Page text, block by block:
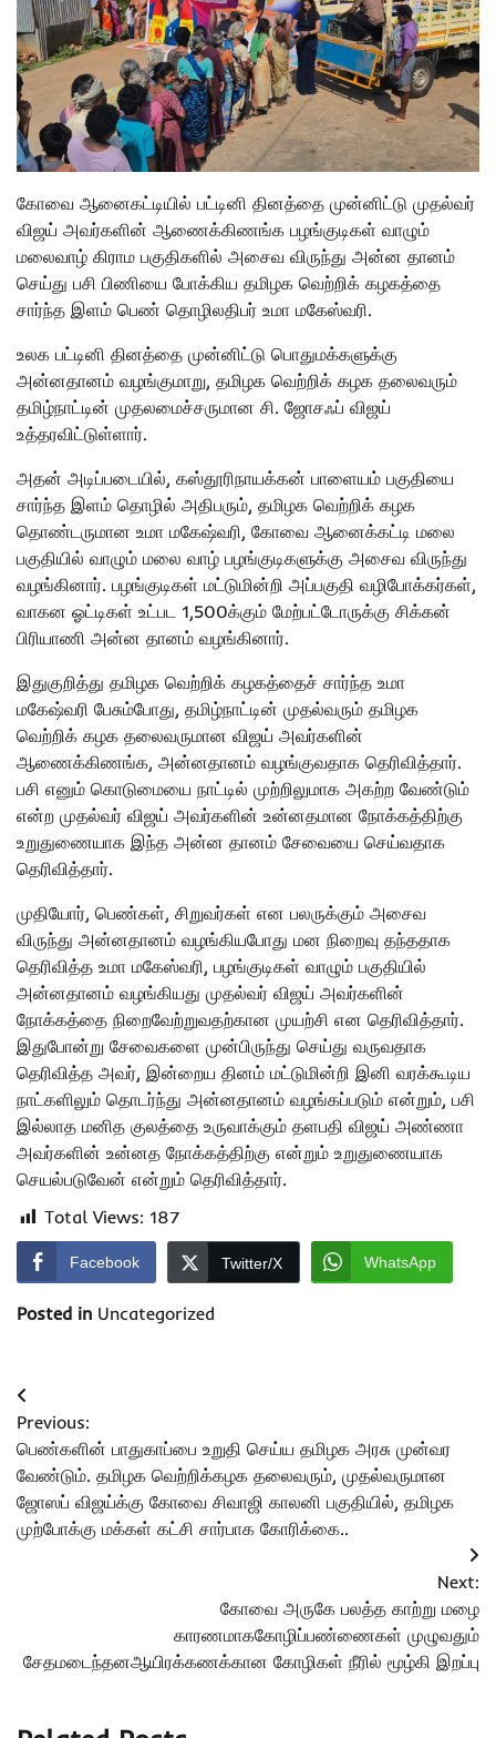
கோவை ஆனைகட்டியில் பட்டினி தினத்தை முன்னிட்டு முதல்வர்
விஜய் அவர்களின் ஆணைக்கிணங்க பழங்குடிகள் வாழும்
மலைவாழ் கிராம பகுதிகளில் அசைவ விருந்து அன்ன தானம்
செய்து பசி பிணியை போக்கிய தமிழக வெற்றிக் கழகத்தை
சார்ந்த இளம் பெண் தொழிலதிபர் உமா மகேஸ்வரி.
உலக பட்டினி தினத்தை முன்னிட்டு பொதுமக்களுக்கு
அன்னதானம் வழங்குமாறு, தமிழக வெற்றிக் கழக தலைவரும்
தமிழ்நாட்டின் முதலமைச்சருமான சி. ஜோசஃப் விஜய்
உத்தரவிட்டுள்ளார்.
அதன் அடிப்படையில், கஸ்தூரிநாயக்கன் பாளையம் பகுதியை
சார்ந்த இளம் தொழில் அதிபரும், தமிழக வெற்றிக் கழக
தொண்டருமான உமா மகேஷ்வரி, கோவை ஆனைக்கட்டி மலை
பகுதியில் வாழும் மலை வாழ் பழங்குடிகளுக்கு அசைவ விருந்து
வழங்கினார். பழங்குடிகள் மட்டுமின்றி அப்பகுதி வழிபோக்கர்கள்,
வாகன ஓட்டிகள் உட்பட 1,500க்கும் மேற்பட்டோருக்கு சிக்கன்
பிரியாணி அன்ன தானம் வழங்கினார்.
இதுகுறித்து தமிழக வெற்றிக் கழகத்தைச் சார்ந்த உமா
மகேஷ்வரி பேசும்போது, தமிழ்நாட்டின் முதல்வரும் தமிழக
வெற்றிக் கழக தலைவருமான விஜய் அவர்களின்
ஆணைக்கிணங்க, அன்னதானம் வழங்குவதாக தெரிவித்தார்.
பசி எனும் கொடுமையை நாட்டில் முற்றிலுமாக அகற்ற வேண்டும்
என்ற முதல்வர் விஜய் அவர்களின் உன்னதமான நோக்கத்திற்கு
உறுதுணையாக இந்த அன்ன தானம் சேவையை செய்வதாக
தெரிவித்தார்.
முதியோர், பெண்கள், சிறுவர்கள் என பலருக்கும் அசைவ
விருந்து அன்னதானம் வழங்கியபோது மன நிறைவு தந்ததாக
தெரிவித்த உமா மகேஸ்வரி, பழங்குடிகள் வாழும் பகுதியில்
அன்னதானம் வழங்கியது முதல்வர் விஜய் அவர்களின்
நோக்கத்தை நிறைவேற்றுவதற்கான முயற்சி என தெரிவித்தார்.
இதுபோன்று சேவைகளை முன்பிருந்து செய்து வருவதாக
தெரிவித்த அவர், இன்றைய தினம் மட்டுமின்றி இனி வரக்கூடிய
நாட்களிலும் தொடர்ந்து அன்னதானம் வழங்கப்படும் என்றும், பசி
இல்லாத மனித குலத்தை உருவாக்கும் தளபதி விஜய் அண்ணா
அவர்களின் உன்னத நோக்கத்திற்கு என்றும் உறுதுணையாக
செயல்படுவேன் என்றும் தெரிவித்தார்.
Total Views: 187
Facebook Twitter/X WhatsApp
Posted in Uncategorized
Post
navigation
Previous:
பெண்களின் பாதுகாப்பை உறுதி செய்ய தமிழக அரசு முன்வர
வேண்டும். தமிழக வெற்றிக்கழக தலைவரும், முதல்வருமான
ஜோஸப் விஜய்க்கு கோவை சிவாஜி காலனி பகுதியில், தமிழக
முற்போக்கு மக்கள் கட்சி சார்பாக கோரிக்கை..
Next:
கோவை அருகே பலத்த காற்று மழை
காரணமாககோழிப்பண்ணைகள் முழுவதும்
சேதமடைந்தனஆயிரக்கணக்கான கோழிகள் நீரில் மூழ்கி இறப்பு